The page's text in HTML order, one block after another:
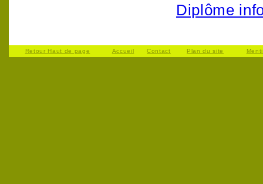
Diplôme
Retour Haut de page Accueil Contact Plan du site